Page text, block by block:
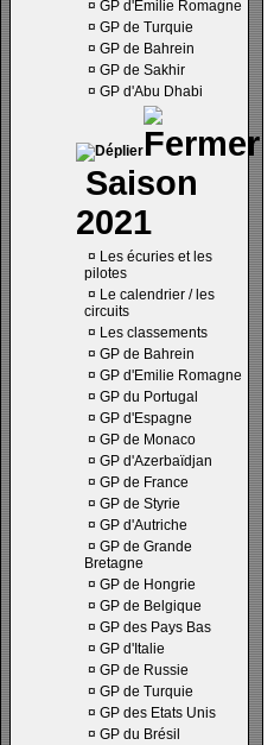
¤ GP d'Emilie Romagne
¤ GP de Turquie
¤ GP de Bahrein
¤ GP de Sakhir
¤ GP d'Abu Dhabi
Saison
2021
¤ Les écuries et les
pilotes
¤ Le calendrier / les
circuits
¤ Les classements
¤ GP de Bahrein
¤ GP d'Emilie Romagne
¤ GP du Portugal
¤ GP d'Espagne
¤ GP de Monaco
¤ GP d'Azerbaïdjan
¤ GP de France
¤ GP de Styrie
¤ GP d'Autriche
¤ GP de Grande
Bretagne
¤ GP de Hongrie
¤ GP de Belgique
¤ GP des Pays Bas
¤ GP d'Italie
¤ GP de Russie
¤ GP de Turquie
¤ GP des Etats Unis
¤ GP du Brésil